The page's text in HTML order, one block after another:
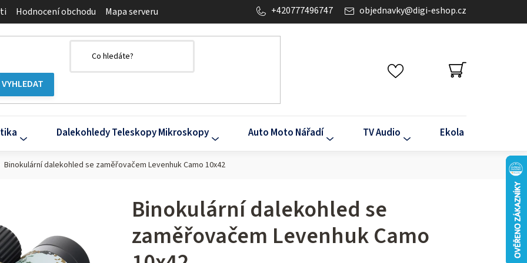
Hodnocení obchodu Mapa serveru objednavky@digi-eshop.cz
+420777496747
NÁKUPNÍ
KOŠÍK
Dalekohledy Teleskopy Mikroskopy Auto Moto Nářadí TV Audio Ekola
Binokulární dalekohled se zaměřovačem Levenhuk Camo 10x42
Binokulární dalekohled se
zaměřovačem Levenhuk Camo